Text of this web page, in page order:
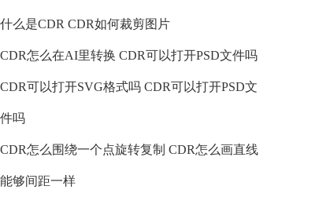
什么是CDR CDR如何裁剪图片
CDR怎么在AI里转换 CDR可以打开PSD文件吗
CDR可以打开SVG格式吗 CDR可以打开PSD文
件吗
CDR怎么围绕一个点旋转复制 CDR怎么画直线
能够间距一样